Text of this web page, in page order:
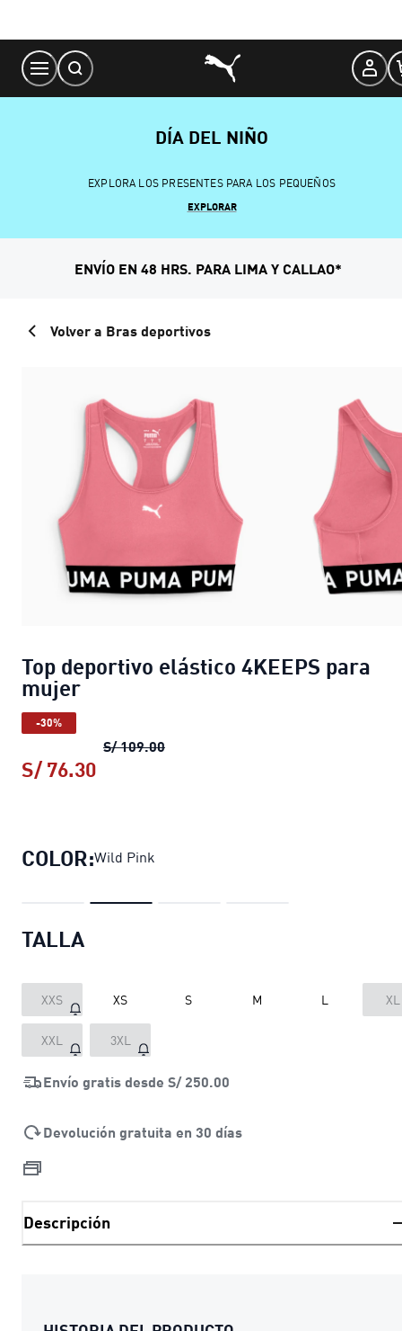
Content
DÍA DEL NIÑO
EXPLORA LOS PRESENTES PARA LOS PEQUEÑOS
EXPLORAR
ENVÍO EN 48 HRS. PARA LIMA Y CALLAO*
Volver a Bras deportivos
Top deportivo elástico 4KEEPS para
mujer
-30%
S/ 109.00Top deportivo elástico 4KEEPS
S/ 76.30
COLOR:Wild Pink
TALLA
XXS XS S M L XL
XXL 3XL
Envío gratis desde S/ 250.00
Devolución gratuita en 30 días
Descripción